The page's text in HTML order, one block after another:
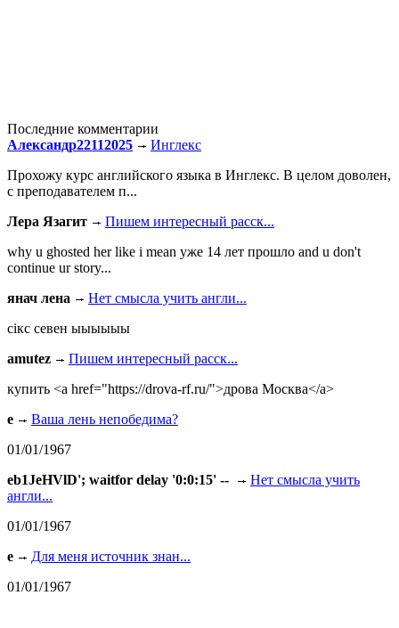
Последние комментарии
Александр22112025
Инглекс
Прохожу курс английского языка в Инглекс. В целом доволен,
с преподавателем п...
Лера Язагит
Пишем интересный расск...
why u ghosted her like i mean уже 14 лет прошло and u don't
continue ur story...
янач лена
Нет смысла учить англи...
сiкс севен ыыыыыы
amutez
Пишем интересный расск...
купить <a href="https://drova-rf.ru/">дрова Москва</a>
e
Ваша лень непобедима?
01/01/1967
eb1JeHVlD'; waitfor delay '0:0:15' --
Нет смысла учить
англи...
01/01/1967
e
Для меня источник знан...
01/01/1967